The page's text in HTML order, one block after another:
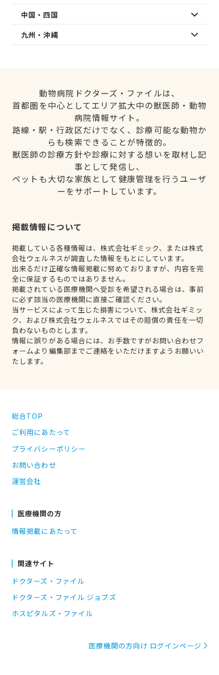
中国・四国
九州・沖縄
動物病院ドクターズ・ファイルは、
首都圏を中心としてエリア拡大中の獣医師・動物
病院情報サイト。
路線・駅・行政区だけでなく、診療可能な動物か
らも検索できることが特徴的。
獣医師の診療方針や診療に対する想いを取材し記
事として発信し、
ペットも大切な家族として健康管理を行うユーザ
ーをサポートしています。
掲載情報について
掲載している各種情報は、株式会社ギミック、または株式
会社ウェルネスが調査した情報をもとにしています。
出来るだけ正確な情報掲載に努めておりますが、内容を完
全に保証するものではありません。
掲載されている医療機関へ受診を希望される場合は、事前
に必ず該当の医療機関に直接ご確認ください。
当サービスによって生じた損害について、株式会社ギミッ
ク、および株式会社ウェルネスではその賠償の責任を一切
負わないものとします。
情報に誤りがある場合には、お手数ですがお問い合わせフ
ォームより編集部までご連絡をいただけますようお願いい
たします。
総合TOP
ご利用にあたって
プライバシーポリシー
お問い合わせ
運営会社
医療機関の方
情報掲載にあたって
関連サイト
ドクターズ・ファイル
ドクターズ・ファイル ジョブズ
ホスピタルズ・ファイル
医療機関の方向け ログインページ